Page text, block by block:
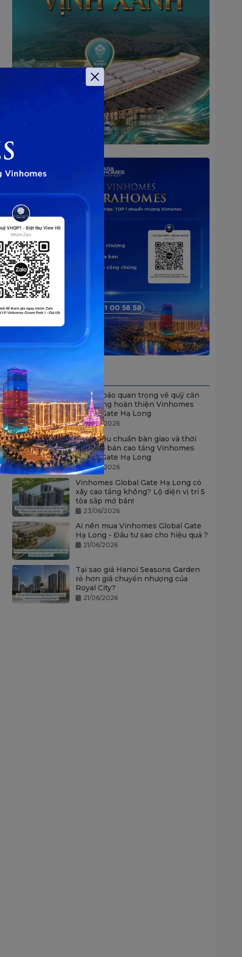
Tin tức nổi bật
Thông báo quan trọng về quỹ căn
thấp tầng hoàn thiện Vinhomes
Global Gate Hạ Long
23/06/2026
Hé lộ tiêu chuẩn bàn giao và thời
gian mở bán cao tầng Vinhomes
Global Gate Hạ Long
23/06/2026
Vinhomes Global Gate Hạ Long có
xây cao tầng không? Lộ diện vị trí 5
tòa sắp mở bán!
23/06/2026
Ai nên mua Vinhomes Global Gate
Hạ Long - Đầu tư sao cho hiệu quả ?
21/06/2026
Tại sao giá Hanoi Seasons Garden
rẻ hơn giá chuyển nhượng của
Royal City?
21/06/2026